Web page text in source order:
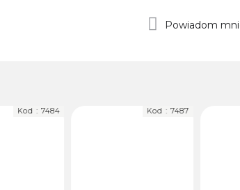
Powiadom
Kod : 7484 Kod : 7487